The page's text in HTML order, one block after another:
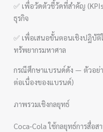
✅ เพื่อวัดตัวชี้วัดที่สำคัญ
ธุรกิจ
✅ เพื่อเสนอขั้นตอนเชิงปฏิบัติ
ทรัพยากรมหาศาล
กรณีศึกษาแบรนด์ดัง — ตัวอย่า
ต่อเนื่องของแบรนด์)
ภาพรวมเชิงกลยุทธ์
Coca‑Cola ใช้กลยุทธ์การสื่อ